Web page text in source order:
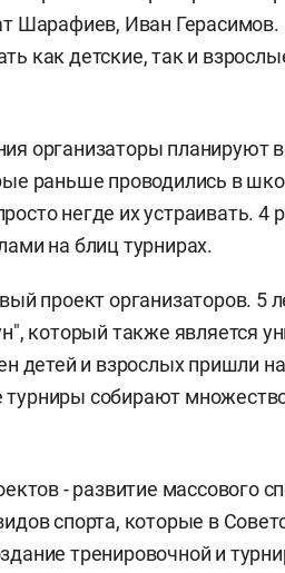
Шарафиев, Иван Герасимов.
как детские, так и
организаторы планируют
раньше проводились в
негде их устраивать.
на блиц турнирах.
проект организаторов. 5
который также является
детей и взрослых пришли
собирают
- развитие массового
спорта, которые в
тренировочной и